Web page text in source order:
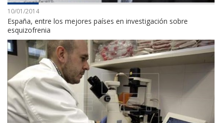
10/01/2014
España, entre los mejores países en investigación sobre
esquizofrenia